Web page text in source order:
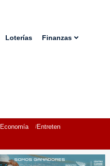
Loterías Finanzas
Economía Entretenimiento